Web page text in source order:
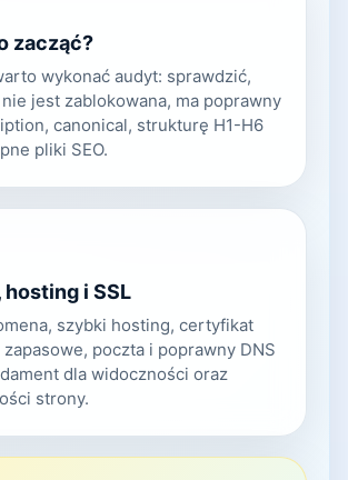
zacząć?
wykonać audyt: sprawdzić,
jest zablokowana, ma poprawny
canonical, strukturę H1-H6
pliki SEO.
hosting i SSL
szybki hosting, certyfikat
zapasowe, poczta i poprawny DNS
dla widoczności oraz
strony.